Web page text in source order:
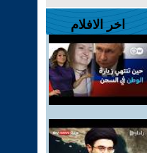
اخر الافلام